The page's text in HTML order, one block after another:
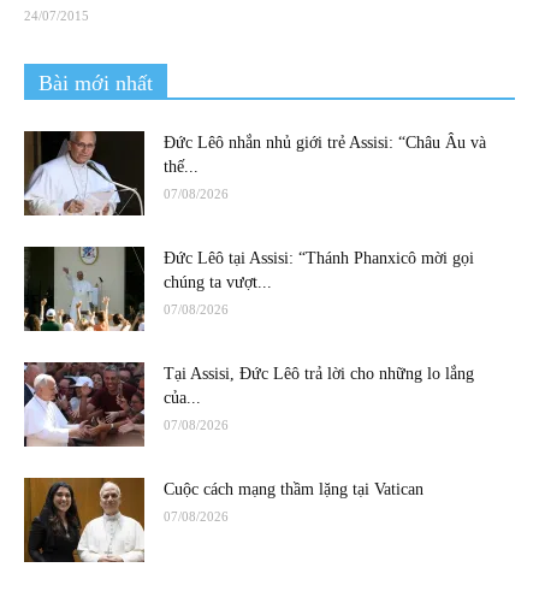
24/07/2015
Bài mới nhất
Đức Lêô nhắn nhủ giới trẻ Assisi: “Châu Âu và
thế...
07/08/2026
Đức Lêô tại Assisi: “Thánh Phanxicô mời gọi
chúng ta vượt...
07/08/2026
Tại Assisi, Đức Lêô trả lời cho những lo lắng
của...
07/08/2026
Cuộc cách mạng thầm lặng tại Vatican
07/08/2026